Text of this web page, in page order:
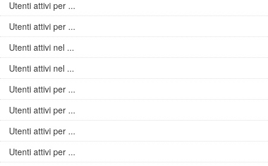
Utenti attivi per ...
Utenti attivi per ...
Utenti attivi nel ...
Utenti attivi nel ...
Utenti attivi per ...
Utenti attivi per ...
Utenti attivi per ...
Utenti attivi per ...